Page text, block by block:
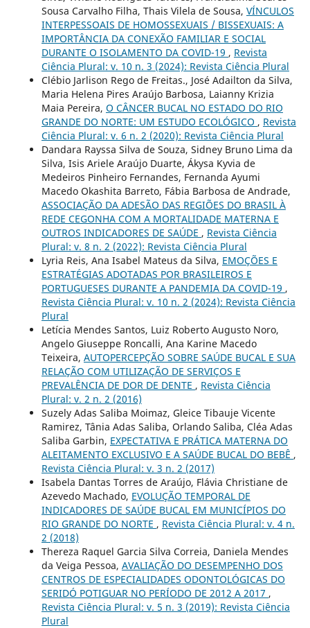
Sousa Carvalho Filha, Thais Vilela de Sousa, VÍNCULOS
INTERPESSOAIS DE HOMOSSEXUAIS / BISSEXUAIS: A
IMPORTÂNCIA DA CONEXÃO FAMILIAR E SOCIAL
DURANTE O ISOLAMENTO DA COVID-19 , Revista
Ciência Plural: v. 10 n. 3 (2024): Revista Ciência Plural
Clébio Jarlison Rego de Freitas., José Adailton da Silva,
Maria Helena Pires Araújo Barbosa, Laianny Krizia
Maia Pereira, O CÂNCER BUCAL NO ESTADO DO RIO
GRANDE DO NORTE: UM ESTUDO ECOLÓGICO , Revista
Ciência Plural: v. 6 n. 2 (2020): Revista Ciência Plural
Dandara Rayssa Silva de Souza, Sidney Bruno Lima da
Silva, Isis Ariele Araújo Duarte, Ákysa Kyvia de
Medeiros Pinheiro Fernandes, Fernanda Ayumi
Macedo Okashita Barreto, Fábia Barbosa de Andrade,
ASSOCIAÇÃO DA ADESÃO DAS REGIÕES DO BRASIL À
REDE CEGONHA COM A MORTALIDADE MATERNA E
OUTROS INDICADORES DE SAÚDE , Revista Ciência
Plural: v. 8 n. 2 (2022): Revista Ciência Plural
Lyria Reis, Ana Isabel Mateus da Silva, EMOÇÕES E
ESTRATÉGIAS ADOTADAS POR BRASILEIROS E
PORTUGUESES DURANTE A PANDEMIA DA COVID-19 ,
Revista Ciência Plural: v. 10 n. 2 (2024): Revista Ciência
Plural
Letícia Mendes Santos, Luiz Roberto Augusto Noro,
Angelo Giuseppe Roncalli, Ana Karine Macedo
Teixeira, AUTOPERCEPÇÃO SOBRE SAÚDE BUCAL E SUA
RELAÇÃO COM UTILIZAÇÃO DE SERVIÇOS E
PREVALÊNCIA DE DOR DE DENTE , Revista Ciência
Plural: v. 2 n. 2 (2016)
Suzely Adas Saliba Moimaz, Gleice Tibauje Vicente
Ramirez, Tânia Adas Saliba, Orlando Saliba, Cléa Adas
Saliba Garbin, EXPECTATIVA E PRÁTICA MATERNA DO
ALEITAMENTO EXCLUSIVO E A SAÚDE BUCAL DO BEBÊ ,
Revista Ciência Plural: v. 3 n. 2 (2017)
Isabela Dantas Torres de Araújo, Flávia Christiane de
Azevedo Machado, EVOLUÇÃO TEMPORAL DE
INDICADORES DE SAÚDE BUCAL EM MUNICÍPIOS DO
RIO GRANDE DO NORTE , Revista Ciência Plural: v. 4 n.
2 (2018)
Thereza Raquel Garcia Silva Correia, Daniela Mendes
da Veiga Pessoa, AVALIAÇÃO DO DESEMPENHO DOS
CENTROS DE ESPECIALIDADES ODONTOLÓGICAS DO
SERIDÓ POTIGUAR NO PERÍODO DE 2012 A 2017 ,
Revista Ciência Plural: v. 5 n. 3 (2019): Revista Ciência
Plural